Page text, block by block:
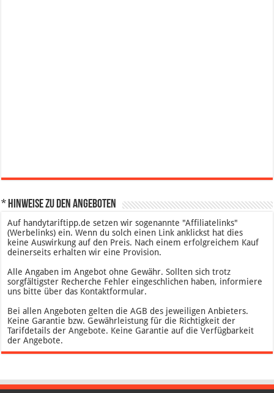
* Hinweise zu den Angeboten
Auf handytariftipp.de setzen wir sogenannte "Affiliatelinks"
(Werbelinks) ein. Wenn du solch einen Link anklickst hat dies
keine Auswirkung auf den Preis. Nach einem erfolgreichem Kauf
deinerseits erhalten wir eine Provision.
Alle Angaben im Angebot ohne Gewähr. Sollten sich trotz
sorgfältigster Recherche Fehler eingeschlichen haben, informiere
uns bitte über das Kontaktformular.
Bei allen Angeboten gelten die AGB des jeweiligen Anbieters.
Keine Garantie bzw. Gewährleistung für die Richtigkeit der
Tarifdetails der Angebote. Keine Garantie auf die Verfügbarkeit
der Angebote.